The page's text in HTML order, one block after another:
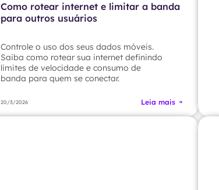
Como rotear internet e limitar a banda
para outros usuários
Controle o uso dos seus dados móveis.
Saiba como rotear sua internet definindo
limites de velocidade e consumo de
banda para quem se conectar.
20/3/2026 Leia mais